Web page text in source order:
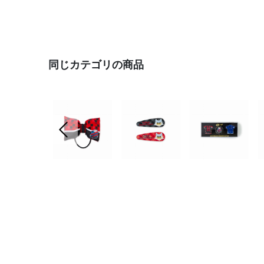
同じカテゴリの商品
前の画像